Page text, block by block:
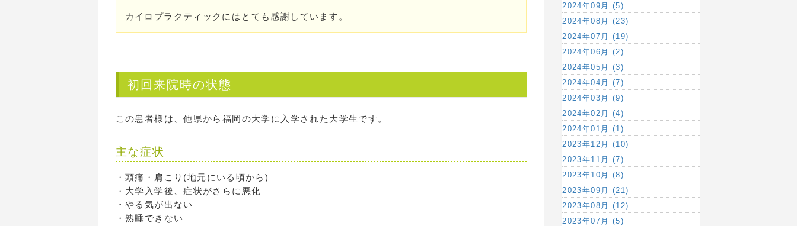
カイロプラクティックにはとても感謝しています。
初回来院時の状態
この患者様は、他県から福岡の大学に入学された大学生です。
主な症状
・頭痛・肩こり(地元にいる頃から)
・大学入学後、症状がさらに悪化
・やる気が出ない
・熟睡できない
2024年09月 (5)
2024年08月 (23)
2024年07月 (19)
2024年06月 (2)
2024年05月 (3)
2024年04月 (7)
2024年03月 (9)
2024年02月 (4)
2024年01月 (1)
2023年12月 (10)
2023年11月 (7)
2023年10月 (8)
2023年09月 (21)
2023年08月 (12)
2023年07月 (5)